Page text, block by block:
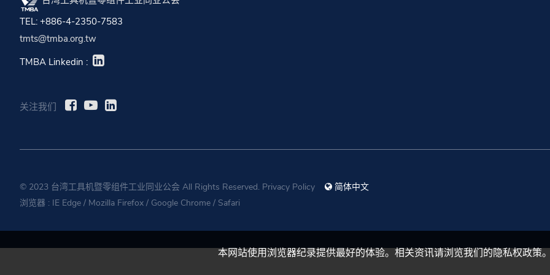
本网站使用浏览器纪录提供最好的体验。相关资讯请浏览我们的隐私权政策。
TEL: +886-4-2350-7583
tmts@tmba.org.tw
TMBA Linkedin :
关注我们
© 2023 台湾工具机暨零组件工业同业公会 All Rights Reserved. Privacy Policy
简体中文
浏览器 : IE Edge / Mozilla Firefox / Google Chrome / Safari